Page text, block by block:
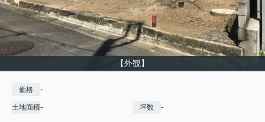
【外観】
価格 -
土地面積- 坪数 -